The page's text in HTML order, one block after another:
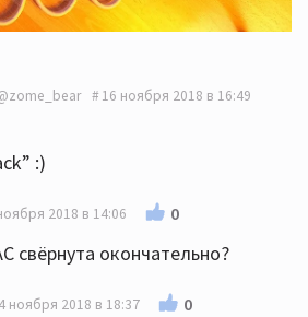
16 ноября 2018 в 16:49
:)
2018 в 14:06 0
свёрнута окончательно?
ноября 2018 в 18:37 0